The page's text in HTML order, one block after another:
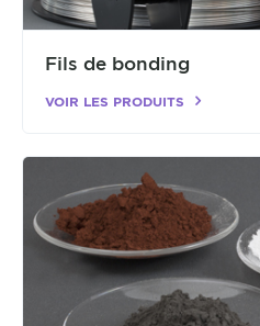
Fils de bonding
VOIR LES PRODUITS